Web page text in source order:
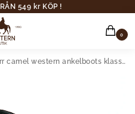
549 kr KÖP !
0
camel western ankelboots klassisk cowboystil